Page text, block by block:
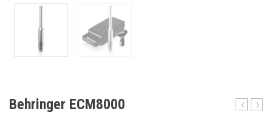
Behringer ECM8000